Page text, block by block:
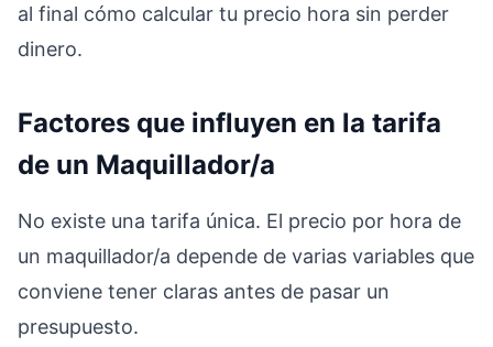
al final cómo calcular tu precio hora sin perder
dinero.
Factores que influyen en la tarifa
de un Maquillador/a
No existe una tarifa única. El precio por hora de
un maquillador/a depende de varias variables que
conviene tener claras antes de pasar un
presupuesto.